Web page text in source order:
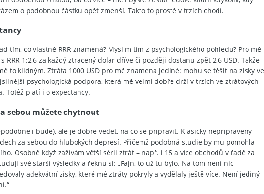
o podobnou částku opět zmenší. Takto to prostě v trzích chodí.
tím, co vlastně RRR znamená? Myslím tím z psychologického pohledu? Pro mě
RRR 1:2,6 za každý ztracený dolar dříve či později dostanu zpět 2,6 USD. Takže
to klidným. Ztráta 1000 USD pro mě znamená jediné: mohu se těšit na zisky ve
psychologická podpora, která mě velmi dobře drží v trzích ve ztrátových
Totéž platí i o expectancy.
sebou můžete chytnout
i bude), ale je dobré vědět, na co se připravit. Klasický nepřipravený
za sebou do hlubokých depresí. Přičemž podobná studie by mu pomohla
Osobně když zažívám větší sérii ztrát – např. i 15 a více obchodů v řadě za
své starší výsledky a řeknu si: „Fajn, to už tu bylo. Na tom není nic
adekvátní zisky, které mé ztráty pokryly a vydělaly ještě více. Není jediný